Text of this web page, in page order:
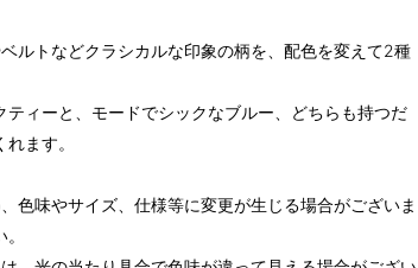
ルトなどクラシカルな印象の柄を、配色を変えて2種
ティーと、モードでシックなブルー、どちらも持つだ
ます。
色味やサイズ、仕様等に変更が生じる場合がございま